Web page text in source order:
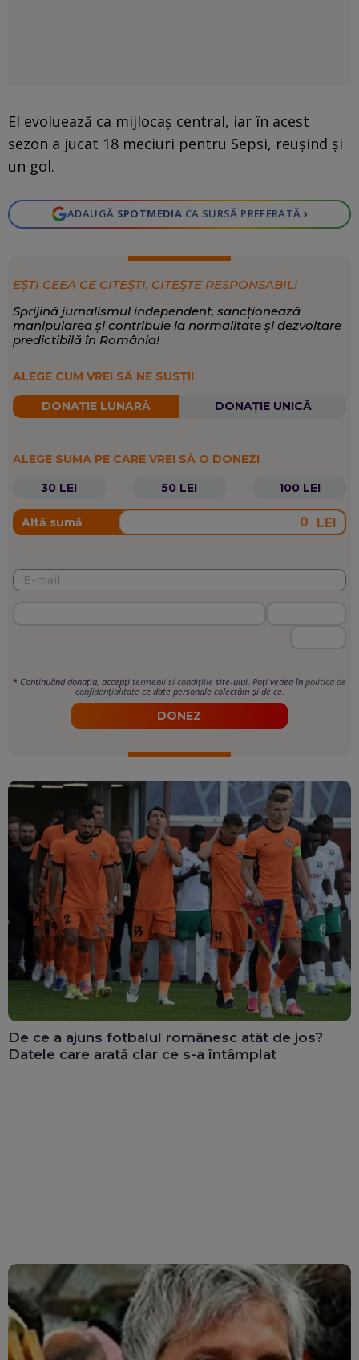
El evoluează ca mijlocaș central, iar în acest
sezon a jucat 18 meciuri pentru Sepsi, reușind și
un gol.
ADAUGĂ SPOTMEDIA CA SURSĂ PREFERATĂ ›
EȘTI CEEA CE CITEȘTI, CITEȘTE RESPONSABIL!
Sprijină jurnalismul independent, sancționează
manipularea și contribuie la normalitate și dezvoltare
predictibilă în România!
ALEGE CUM VREI SĂ NE SUSȚII
DONAȚIE LUNARĂ DONAȚIE UNICĂ
ALEGE SUMA PE CARE VREI SĂ O DONEZI
30 LEI
50 LEI 100 LEI
Altă sumă LEI
* Continuând donația, accepți termenii si condițiile site-ului. Poți vedea în politica de
confidențialitate ce date personale colectăm și de ce.
DONEZ
De ce a ajuns fotbalul românesc atât de jos?
Datele care arată clar ce s-a întâmplat